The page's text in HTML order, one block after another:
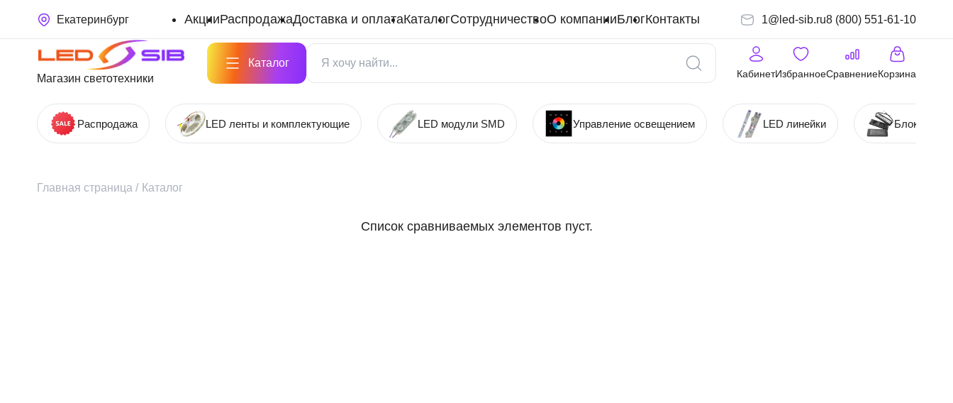
Екатеринбург АкцииРаспродажаДоставка и оплатаКаталогСотрудничествоО компанииБлогКонтакты 1@led-sib.ru8 (800) 551-61-10
Магазин светотехники
Каталог
КабинетИзбранноеСравнениеКорзина
Распродажа LED ленты и комплектующие LED модули SMD Управление освещением LED линейки Блоки
Главная страница / Каталог
Список сравниваемых элементов пуст.